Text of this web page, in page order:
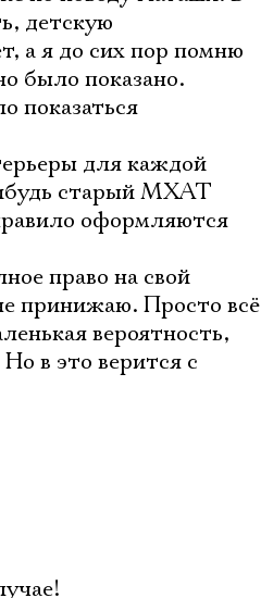
детскую
а я до сих пор помню
было показано.
показаться
для каждой
старый МХАТ
оформляются
право на свой
принижаю. Просто всё
вероятность,
в это верится с